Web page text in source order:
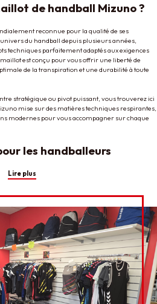
de handball Mizuno ?
reconnue pour la qualité de ses
du handball depuis plusieurs années,
techniques parfaitement adaptés aux exigences
est conçu pour vous offrir une liberté de
de la transpiration et une durabilité à toute
stratégique ou pivot puissant, vous trouverez ici
mise sur des matières techniques respirantes,
modernes pour vous accompagner sur chaque
les handballeurs
Lire plus